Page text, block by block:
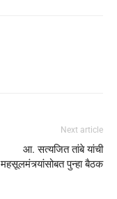
Next article
आ. सत्यजित तांबे यांची
महसूलमंत्र्यांसोबत पुन्हा बैठक